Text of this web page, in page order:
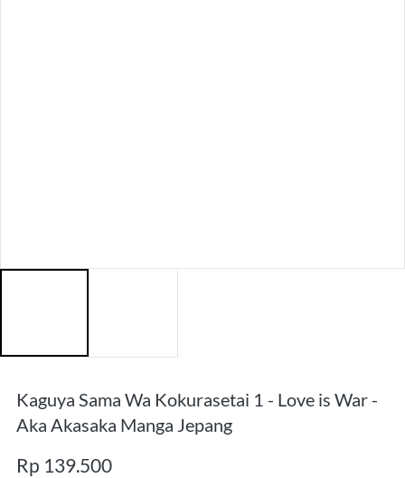
Kaguya Sama Wa Kokurasetai 1 - Love is War -
Aka Akasaka Manga Jepang
Rp 139.500